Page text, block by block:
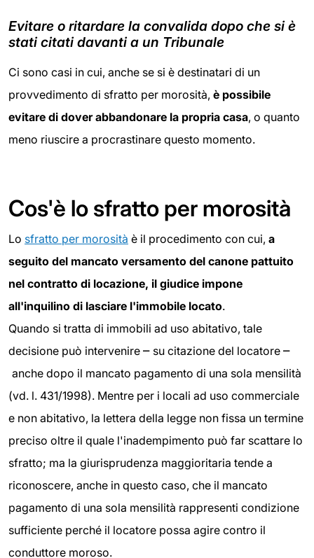
Evitare o ritardare la convalida dopo che si è
stati citati davanti a un Tribunale
Ci sono casi in cui, anche se si è destinatari di un
provvedimento di sfratto per morosità, è possibile
evitare di dover abbandonare la propria casa, o quanto
meno riuscire a procrastinare questo momento.
Cos'è lo sfratto per morosità
Lo sfratto per morosità è il procedimento con cui, a
seguito del mancato versamento del canone pattuito
nel contratto di locazione, il giudice impone
all'inquilino di lasciare l'immobile locato.
Quando si tratta di immobili ad uso abitativo, tale
decisione può intervenire – su citazione del locatore –
anche dopo il mancato pagamento di una sola mensilità
(vd. l. 431/1998). Mentre per i locali ad uso commerciale
e non abitativo, la lettera della legge non fissa un termine
preciso oltre il quale l'inadempimento può far scattare lo
sfratto; ma la giurisprudenza maggioritaria tende a
riconoscere, anche in questo caso, che il mancato
pagamento di una sola mensilità rappresenti condizione
sufficiente perché il locatore possa agire contro il
conduttore moroso.